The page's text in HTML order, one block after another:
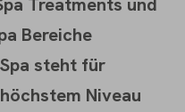
Bereiche
steht für
Niveau